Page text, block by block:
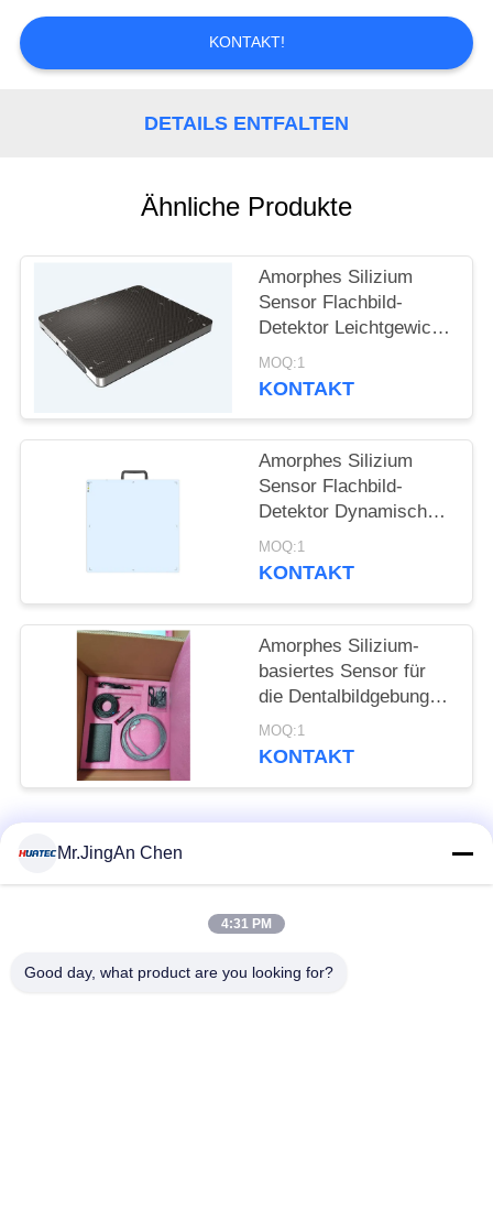
FORDERN
SIE EIN
POLICY
KONTAKT!
DETAILS ENTFALTEN
Ähnliche Produkte
Amorphes Silizium
Sensor Flachbild-
Detektor Leichtgewicht
geeignet für
hochenergetische
MOQ:1
KONTAKT
Amorphes Silizium
Sensor Flachbild-
Detektor Dynamische
DR und nicht
zerstörende Prüfung
MOQ:1
KONTAKT
Amorphes Silizium-
basiertes Sensor für
die Dentalbildgebung
und industrielle
Inspektion
MOQ:1
KONTAKT
Beliebte Kategorien Alle
Ultraschall-
Mr.JingAn Chen
4:31 PM
Good day, what product are you looking for?